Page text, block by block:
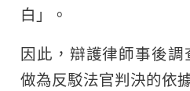
白」。
因此，辯護律師事後調
做為反駁法官判決的依